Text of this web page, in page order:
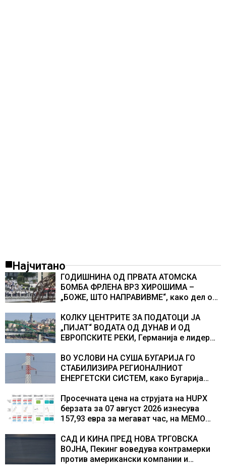
Најчитано
ГОДИШНИНА ОД ПРВАТА АТОМСКА
БОМБА ФРЛЕНА ВРЗ ХИРОШИМА –
„БОЖЕ, ШТО НАПРАВИВМЕ“, како дел од
учесниците во бомбардирањето го
доживуваа овој настан што го промени
текот на историјата
КОЛКУ ЦЕНТРИТЕ ЗА ПОДАТОЦИ ЈА
„ПИЈАТ“ ВОДАТА ОД ДУНАВ И ОД
ЕВРОПСКИТЕ РЕКИ, Германија е лидер
центри за податоци
ВО УСЛОВИ НА СУША БУГАРИЈА ГО
СТАБИЛИЗИРА РЕГИОНАЛНИОТ
ЕНЕРГЕТСКИ СИСТЕМ, како Бугарија
складирање на енергија од батерии
Просечната цена на струјата на HUPX
берзата за 07 август 2026 изнесува
157,93 евра за мегават час, на МЕМО
САД И КИНА ПРЕД НОВА ТРГОВСКА
ВОЈНА, Пекинг воведува контрамерки
против американски компании и